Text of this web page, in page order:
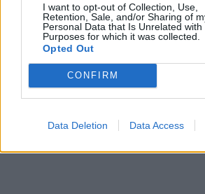
I want to opt-out of Collection, Use,
Retention, Sale, and/or Sharing of
Personal Data that Is Unrelated with
Purposes for which it was collected.
Opted Out
CONFIRM
Data Deletion Data Access
börtönbüntetés
Dél-Afrika
iskolai erőszak
zaklatás